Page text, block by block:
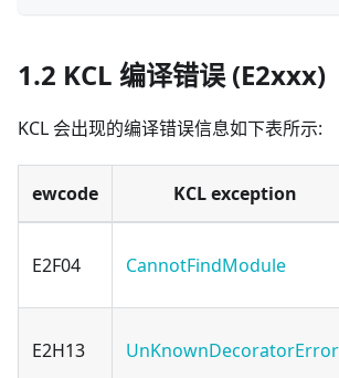
1.2 KCL 编译错误 (E2xxx)
KCL 会出现的编译错误信息如下表所示:
ewcode KCL exception
E2F04 CannotFindModule
E2H13 UnKnownDecoratorError